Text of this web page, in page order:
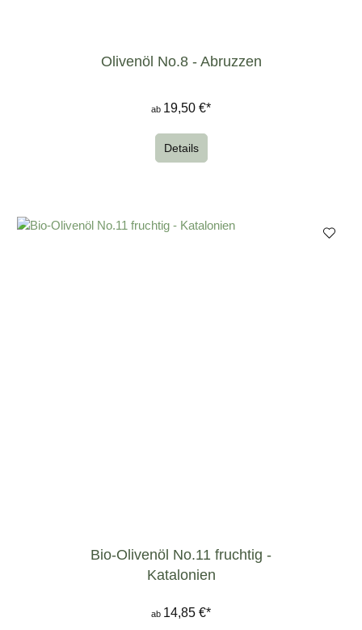
Olivenöl No.8 - Abruzzen
ab 19,50 €*
Details
Bio-Olivenöl No.11 fruchtig -
Katalonien
ab 14,85 €*